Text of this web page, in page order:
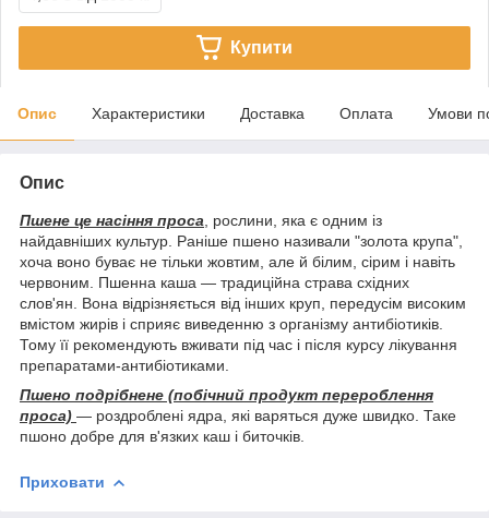
Купити
Опис Характеристики Доставка Оплата Умови
Опис
Пшене це насіння проса , рослини, яка є одним із
найдавніших культур. Раніше пшено називали "золота крупа",
хоча воно буває не тільки жовтим, але й білим, сірим і навіть
червоним. Пшенна каша — традиційна страва східних
слов'ян. Вона відрізняється від інших круп, передусім високим
вмістом жирів і сприяє виведенню з організму антибіотиків.
Тому її рекомендують вживати під час і після курсу лікування
препаратами-антибіотиками.
Пшено подрібнене (побічний продукт перероблення
проса) — роздроблені ядра, які варяться дуже швидко. Таке
пшоно добре для в'язких каш і биточків.
Приховати